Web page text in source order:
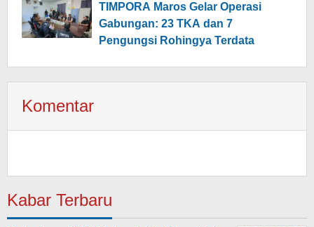
TIMPORA Maros Gelar Operasi
Gabungan: 23 TKA dan 7
Pengungsi Rohingya Terdata
Komentar
Kabar Terbaru